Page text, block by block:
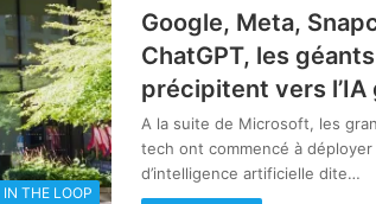
IN THE LOOP
Google, Meta,
ChatGPT, les
précipitent vers
A la suite de Microsoft, les
tech ont commencé à
d’intelligence artificielle dite…